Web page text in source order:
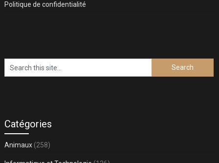
Politique de confidentialité
Catégories
Animaux(258)